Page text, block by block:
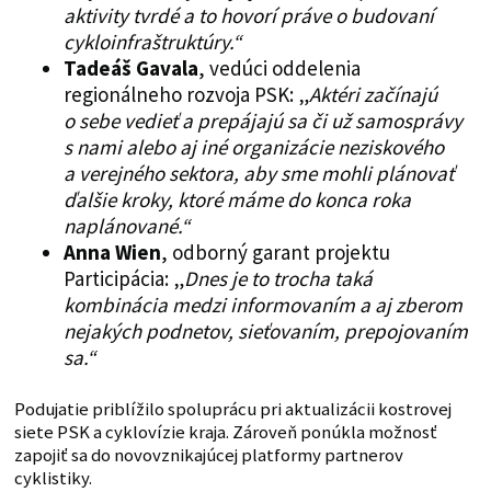
aktivity tvrdé a to hovorí práve o budovaní
cykloinfraštruktúry.“
Tadeáš Gavala, vedúci oddelenia
regionálneho rozvoja PSK: „Aktéri začínajú
o sebe vedieť a prepájajú sa či už samosprávy
s nami alebo aj iné organizácie neziskového
a verejného sektora, aby sme mohli plánovať
ďalšie kroky, ktoré máme do konca roka
naplánované.“
Anna Wien, odborný garant projektu
Participácia: „Dnes je to trocha taká
kombinácia medzi informovaním a aj zberom
nejakých podnetov, sieťovaním, prepojovaním
sa.“
Podujatie priblížilo spoluprácu pri aktualizácii kostrovej
siete PSK a cyklovízie kraja. Zároveň ponúkla možnosť
zapojiť sa do novovznikajúcej platformy partnerov
cyklistiky.